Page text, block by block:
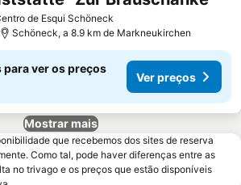
de Esqui Schöneck
Schöneck, a 8.9 km de Markneukirchen
para ver os preços
Ver preços
Mostrar mais
que recebemos dos sites de reserva
Como tal, pode haver diferenças entre as
no trivago e os preços que estão disponíveis